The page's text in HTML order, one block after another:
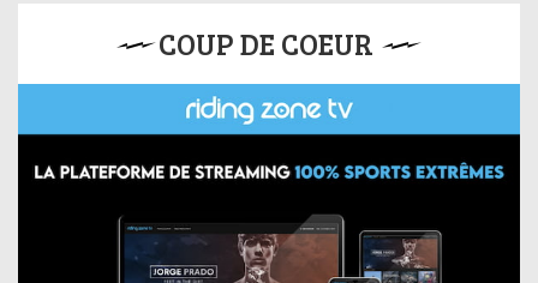
COUP DE COEUR